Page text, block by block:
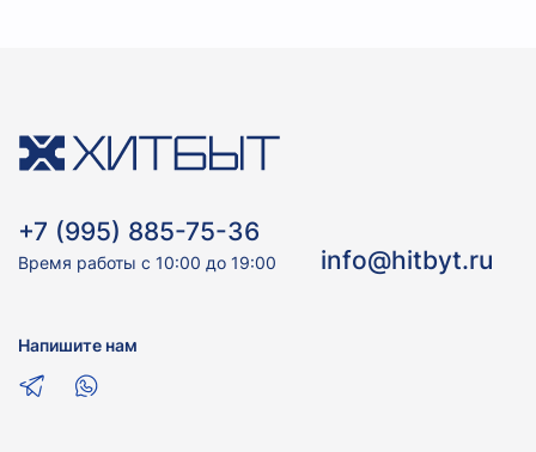
+7 (995) 885-75-36
Время работы с 10:00 до 19:00 info@hitbyt.ru
Напишите нам